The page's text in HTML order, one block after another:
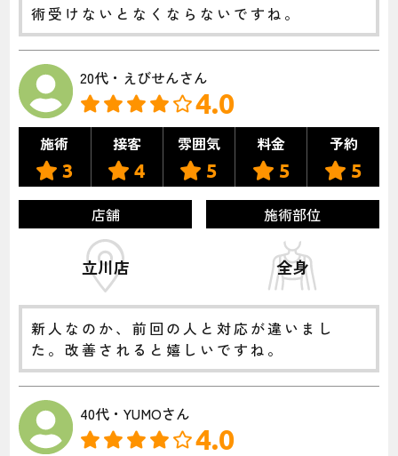
術受けないとなくならないですね。
20代・えびせんさん
4.0
施術
3
接客
4
雰囲気
5
料金
5
予約
5
店舗
立川店
施術部位
全身
新人なのか、前回の人と対応が違いまし
た。改善されると嬉しいですね。
40代・YUMOさん
4.0